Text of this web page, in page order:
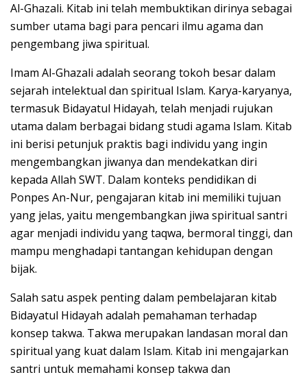
Al-Ghazali. Kitab ini telah membuktikan dirinya sebagai
sumber utama bagi para pencari ilmu agama dan
pengembang jiwa spiritual.
Imam Al-Ghazali adalah seorang tokoh besar dalam
sejarah intelektual dan spiritual Islam. Karya-karyanya,
termasuk Bidayatul Hidayah, telah menjadi rujukan
utama dalam berbagai bidang studi agama Islam. Kitab
ini berisi petunjuk praktis bagi individu yang ingin
mengembangkan jiwanya dan mendekatkan diri
kepada Allah SWT. Dalam konteks pendidikan di
Ponpes An-Nur, pengajaran kitab ini memiliki tujuan
yang jelas, yaitu mengembangkan jiwa spiritual santri
agar menjadi individu yang taqwa, bermoral tinggi, dan
mampu menghadapi tantangan kehidupan dengan
bijak.
Salah satu aspek penting dalam pembelajaran kitab
Bidayatul Hidayah adalah pemahaman terhadap
konsep takwa. Takwa merupakan landasan moral dan
spiritual yang kuat dalam Islam. Kitab ini mengajarkan
santri untuk memahami konsep takwa dan